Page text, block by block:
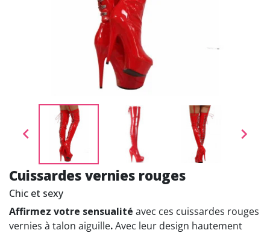
 
Cuissardes vernies rouges
Chic et sexy
Affirmez votre sensualité avec ces cuissardes rouges
vernies à talon aiguille.Avec leur design hautement